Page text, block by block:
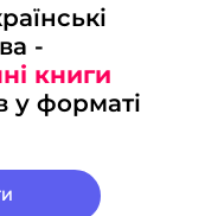
-
книги
у форматі